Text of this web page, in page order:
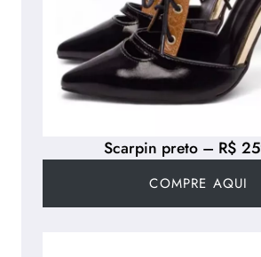
Scarpin preto – R$
COMPRE AQUI